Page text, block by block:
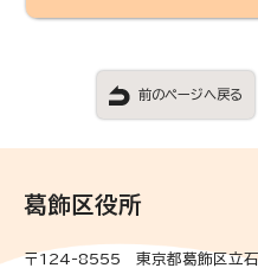
前のページへ戻る
葛飾区役所
〒124-8555 東京都葛飾区立